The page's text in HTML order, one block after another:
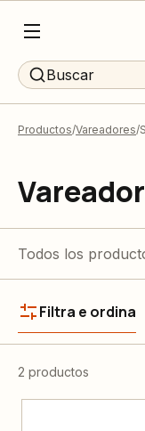
Buscar
Productos Vareadores
Todos los
Filtra e ordina
2 productos